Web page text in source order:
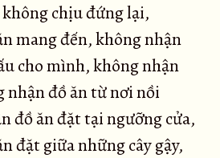
chịu đứng lại,
mang đến, không nhận
cho mình, không nhận
nhận đồ ăn từ nơi nồi
đồ ăn đặt tại ngưỡng cửa,
đặt giữa những cây gậy,